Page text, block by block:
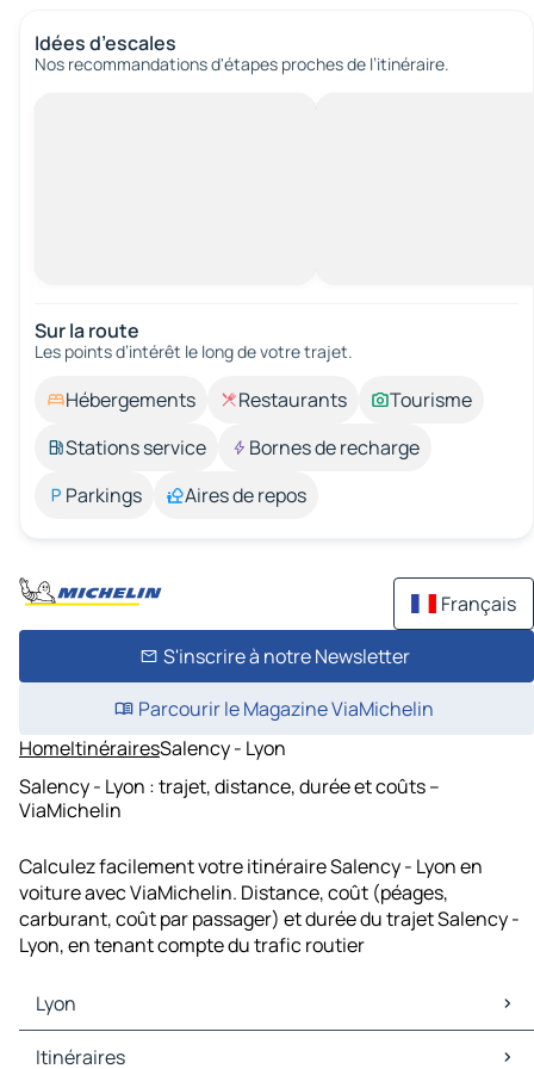
Idées d’escales
Nos recommandations d'étapes proches de l’itinéraire.
Sur la route
Les points d’intérêt le long de votre trajet.
Hébergements Restaurants
Tourisme
Stations service
Bornes de recharge
Parkings
Aires de repos
Français
S'inscrire à notre Newsletter
Parcourir le Magazine ViaMichelin
HomeItinérairesSalency - Lyon
Salency - Lyon : trajet, distance, durée et coûts –
ViaMichelin
Calculez facilement votre itinéraire Salency - Lyon en
voiture avec ViaMichelin. Distance, coût (péages,
carburant, coût par passager) et durée du trajet Salency -
Lyon, en tenant compte du trafic routier
Lyon
Lyon Cartes et plans
Itinéraires